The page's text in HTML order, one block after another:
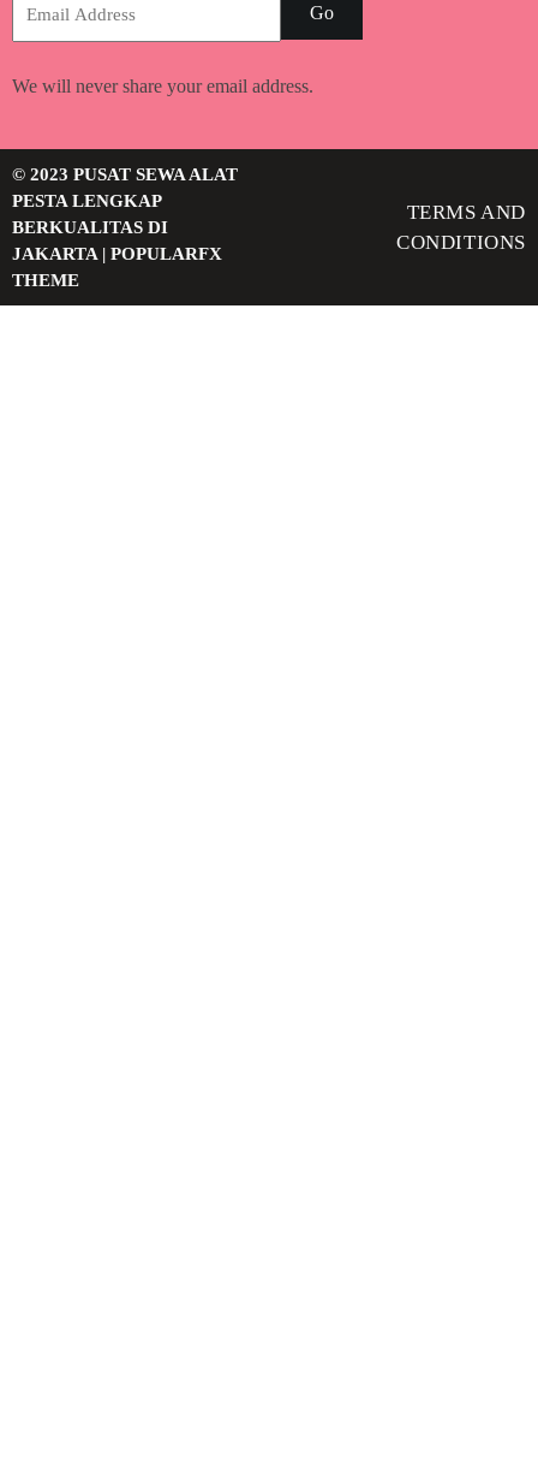
Go
We will never share your email address.
© 2023 PUSAT SEWA ALAT
PESTA LENGKAP
BERKUALITAS DI
JAKARTA | POPULARFX
THEME
TERMS AND
CONDITIONS